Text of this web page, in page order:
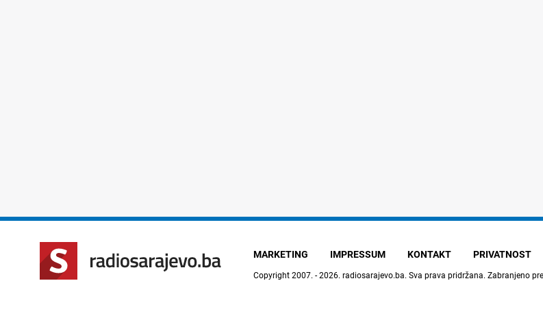
MARKETING IMPRESSUM KONTAKT PRIVATNOST
Copyright 2007. - 2026. radiosarajevo.ba. Sva prava pridržana. Zabranjeno